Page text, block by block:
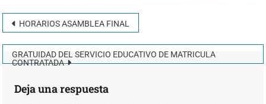
HORARIOS ASAMBLEA FINAL
GRATUIDAD DEL SERVICIO EDUCATIVO DE MATRICULA
CONTRATADA
Deja una respuesta